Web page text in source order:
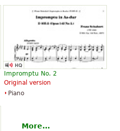
Impromptu No. 2
Original version
Piano
More...